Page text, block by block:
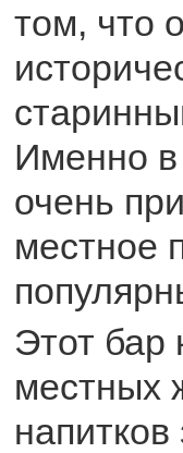
том, что
Именно в
очень
местное
Этот бар
местных